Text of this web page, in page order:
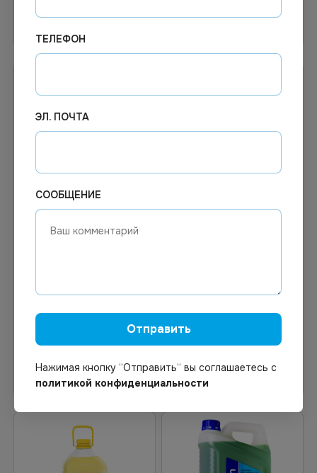
В корзину
средство, 5 литров, 5,16
В корзину
ТЕЛЕФОН
ЭЛ. ПОЧТА
СООБЩЕНИЕ
Отправить
Нажимая кнопку “Отправить“ вы соглашаетесь с
политикой конфиденциальности